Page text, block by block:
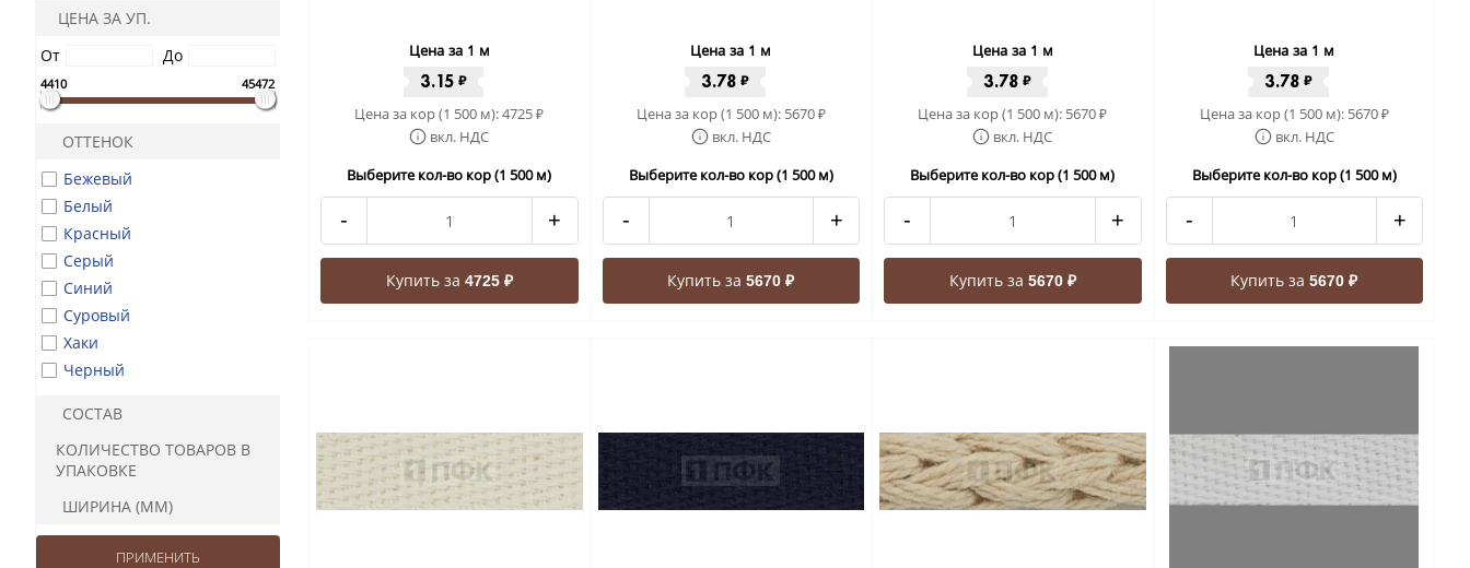
ЦЕНА ЗА УП.
От
До
4410 45472
ОТТЕНОК
Бежевый
Белый
Красный
Серый
Синий
Суровый
Хаки
Черный
СОСТАВ
КОЛИЧЕСТВО ТОВАРОВ В
УПАКОВКЕ
ШИРИНА (ММ)
Цена за 1 м
3.15 ₽
Цена за кор (1 500 м):4725₽
вкл. НДС
Выберите кол-во кор (1 500 м)
- +
Купить за 4725 ₽
Цена за 1 м
3.78 ₽
Цена за кор (1 500 м): 5670₽
вкл. НДС
Выберите кол-во кор (1 500 м)
- +
Купить за5670 ₽
Цена за 1 м
3.78 ₽
Цена за кор (1 500 м): 5670₽
вкл. НДС
Выберите кол-во кор (1 500 м)
- +
Купить за 5670 ₽
Цена за 1 м
3.78 ₽
Цена за кор (1 500 м): 5670₽
вкл. НДС
Выберите кол-во кор (1 500 м)
- +
Купить за5670 ₽